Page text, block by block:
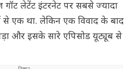
गॉट लेटेंट इंटरनेट पर सबसे ज्यादा
से एक था. लेकिन एक विवाद के बाद
और इसके सारे एपिसोड यूट्यूब से